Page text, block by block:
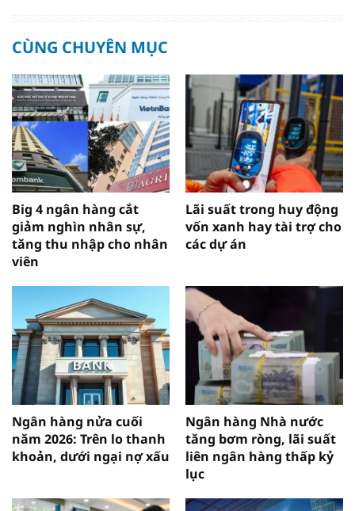
CÙNG CHUYÊN MỤC
Big 4 ngân hàng cắt
giảm nghìn nhân sự,
tăng thu nhập cho nhân
viên
Lãi suất trong huy động
vốn xanh hay tài trợ cho
các dự án
Ngân hàng nửa cuối
năm 2026: Trên lo thanh
khoản, dưới ngại nợ xấu
Ngân hàng Nhà nước
tăng bơm ròng, lãi suất
liên ngân hàng thấp kỷ
lục